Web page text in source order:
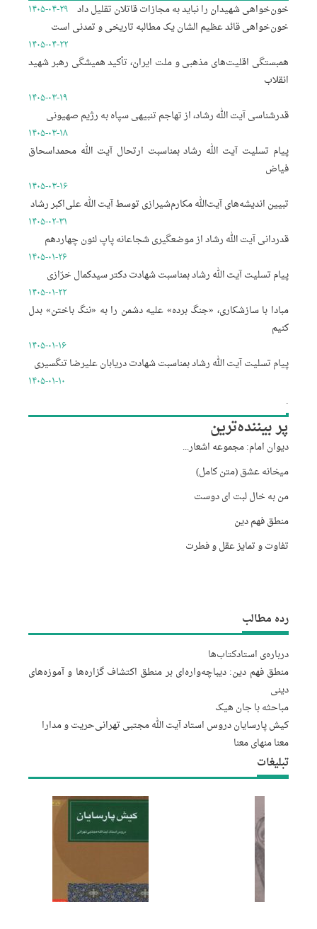
خون‌خواهی شهیدان را نباید به مجازات قاتلان تقلیل داد ۱۴۰۵-۰۴-۲۹
خون‌خواهی قائد عظیم الشان یک مطالبه تاریخی و تمدنی است
۱۴۰۵-۰۴-۲۲
همبستگی اقلیت‌های مذهبی و ملت ایران، تأکید همیشگی رهبر شهید
انقلاب
۱۴۰۵-۰۳-۱۹
قدرشناسی آیت الله رشاد، از تهاجم تنبیهی سپاه به رژیم صهیونی
۱۴۰۵-۰۳-۱۸
پیام تسلیت آیت الله رشاد بمناسبت ارتحال آیت الله محمداسحاق
فیاض
۱۴۰۵-۰۳-۱۶
تبیین اندیشه‌های آیت‌الله مکارم‌شیرازی توسط آیت الله علی‌اکبر رشاد
۱۴۰۵-۰۲-۳۱
قدردانی آیت الله رشاد از موضعگیری شجاعانه پاپ لئون چهاردهم
۱۴۰۵-۰۱-۲۶
پیام تسلیت آیت الله رشاد بمناسبت شهادت دکتر سیدکمال خرّازی
۱۴۰۵-۰۱-۲۲
مبادا با سازشکاری، «جنگ برده» علیه دشمن را به «ننگ باختن» بدل
کنیم
۱۴۰۵-۰۱-۱۶
پیام تسلیت آیت الله رشاد بمناسبت شهادت دریابان علیرضا تنگسیری
۱۴۰۵-۰۱-۱۰
.
پر بیننده‌ترین
دیوان امام: مجموعه اشعار...
میخانه عشق (متن کامل)
من به خال لبت ای دوست
منطق فهم دین
تفاوت و تمایز عقل و فطرت
رده مطالب
درباره‌‌ی استادکتاب‌ها
منطق فهم دین: دیباچه‌واره‌ای بر منطق اکتشاف گزاره‌ها و آموزه‌های
دینی
مباحثه با جان هیک
کیش پارسایان دروس استاد آیت الله مجتبى تهرانىحریت و مدارا
معنا منهای معنا
تبلیغات